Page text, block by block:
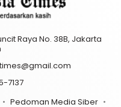
Raya No. 38B, Jakarta
7137
Pedoman Media Siber